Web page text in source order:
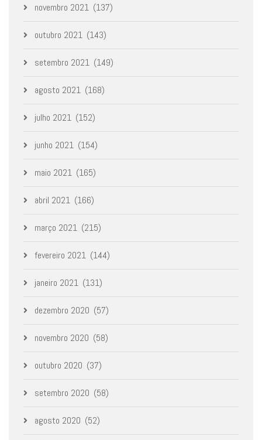
novembro 2021 (137)
outubro 2021 (143)
setembro 2021 (149)
agosto 2021 (168)
julho 2021 (152)
junho 2021 (154)
maio 2021 (165)
abril 2021 (166)
março 2021 (215)
fevereiro 2021 (144)
janeiro 2021 (131)
dezembro 2020 (57)
novembro 2020 (58)
outubro 2020 (37)
setembro 2020 (58)
agosto 2020 (52)